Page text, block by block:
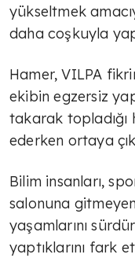
yükseltmek
daha coşkuyla
Hamer, VILPA
ekibin egzersiz
takarak topladığı
ederken ortaya
Bilim insanları,
salonuna
yaşamlarını
yaptıklarını fark